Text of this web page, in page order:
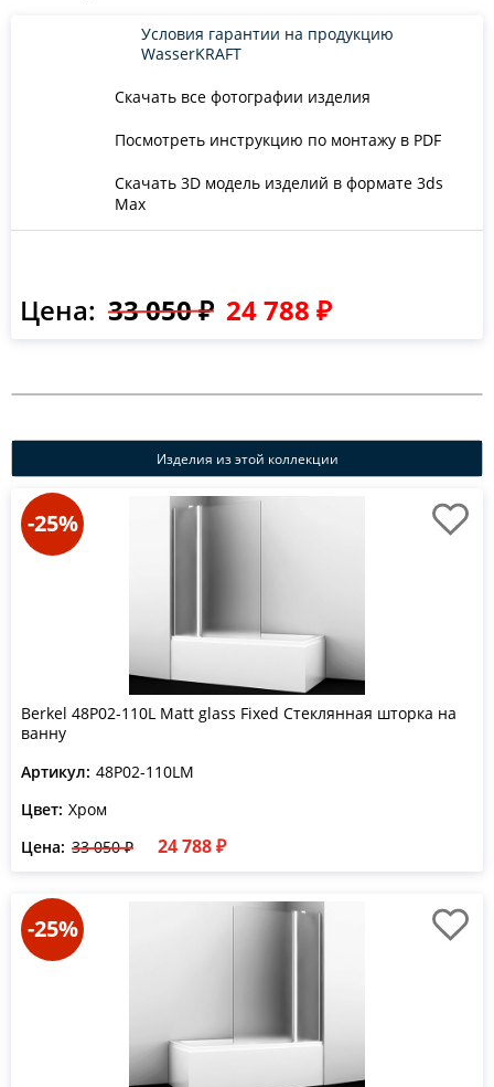
Скачать все фотографии изделия
Посмотреть инструкцию по монтажу в PDF
Скачать 3D модель изделий в формате 3ds
Max
Условия гарантии на продукцию
WasserKRAFT
Цена: 33 050 ₽ 24 788 ₽
Изделия из этой коллекции
-25%
Berkel 48P02-110L Matt glass Fixed Стеклянная шторка на
ванну
Артикул: 48P02-110LM
Цвет: Хром
Цена: 33 050 ₽ 24 788 ₽
-25%